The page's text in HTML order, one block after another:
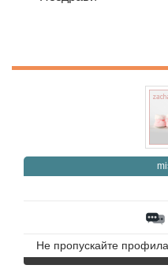
Не пропускайте